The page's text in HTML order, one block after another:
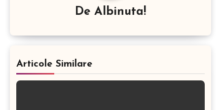
De Albinuta!
Articole Similare